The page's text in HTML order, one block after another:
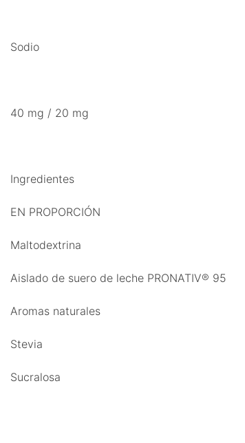
Sodio
40 mg / 20 mg
Ingredientes
EN PROPORCIÓN
Maltodextrina
Aislado de suero de leche PRONATIV® 95
Aromas naturales
Stevia
Sucralosa